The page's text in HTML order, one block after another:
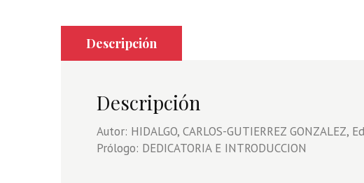
Descripción
Descripción
Autor: HIDALGO, CARLOS-GUTIERREZ GONZALEZ,
Prólogo: DEDICATORIA E INTRODUCCION